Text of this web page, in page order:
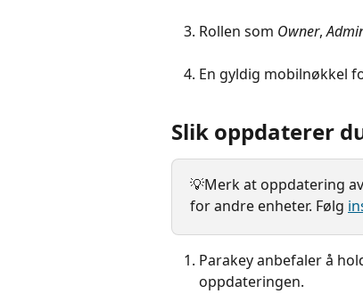
Rollen som Owner,
En gyldig mobilnøkkel
Slik oppdaterer
💡Merk at oppdatering
for andre enheter. Følg
Parakey anbefaler å
oppdateringen.